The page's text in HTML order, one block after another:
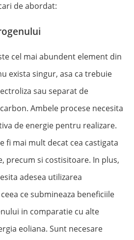
de abordat:
cel mai abundent element din
exista singur, asa ca trebuie
sau separat de
Ambele procese necesita
de energie pentru realizare.
fi mai mult decat cea castigata
precum si costisitoare. In plus,
adesea utilizarea
ce submineaza beneficiile
in comparatie cu alte
eoliana. Sunt necesare